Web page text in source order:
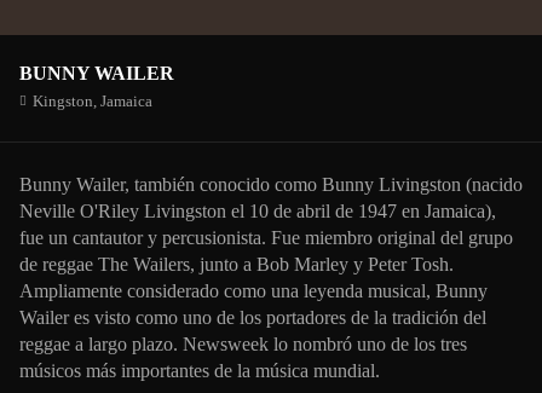
BUNNY WAILER
Kingston, Jamaica
Bunny Wailer, también conocido como Bunny Livingston (nacido
Neville O'Riley Livingston el 10 de abril de 1947 en Jamaica),
fue un cantautor y percusionista. Fue miembro original del grupo
de reggae The Wailers, junto a Bob Marley y Peter Tosh.
Ampliamente considerado como una leyenda musical, Bunny
Wailer es visto como uno de los portadores de la tradición del
reggae a largo plazo. Newsweek lo nombró uno de los tres
músicos más importantes de la música mundial.